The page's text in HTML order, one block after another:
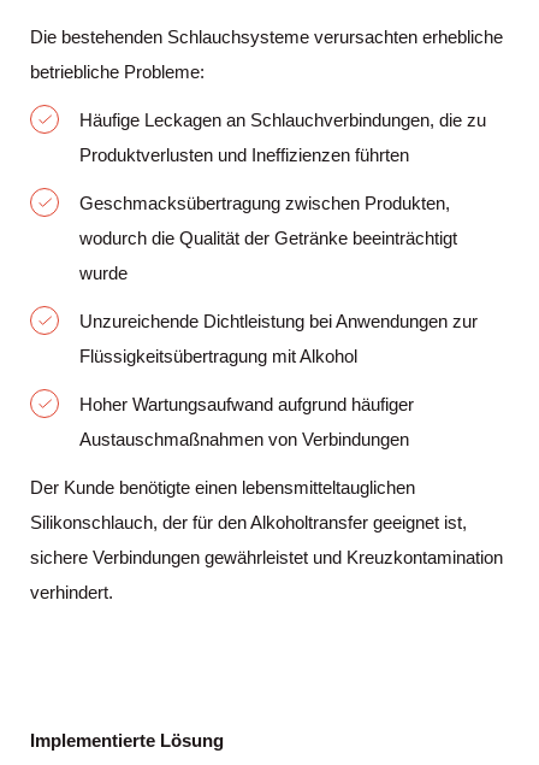
Die bestehenden Schlauchsysteme verursachten erhebliche
betriebliche Probleme:
Häufige Leckagen an Schlauchverbindungen, die zu
Produktverlusten und Ineffizienzen führten
Geschmacksübertragung zwischen Produkten,
wodurch die Qualität der Getränke beeinträchtigt
wurde
Unzureichende Dichtleistung bei Anwendungen zur
Flüssigkeitsübertragung mit Alkohol
Hoher Wartungsaufwand aufgrund häufiger
Austauschmaßnahmen von Verbindungen
Der Kunde benötigte einen lebensmitteltauglichen
Silikonschlauch, der für den Alkoholtransfer geeignet ist,
sichere Verbindungen gewährleistet und Kreuzkontamination
verhindert.
Implementierte Lösung